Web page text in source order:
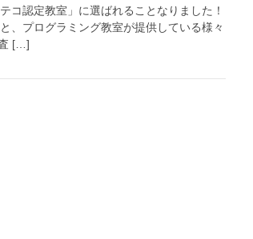
コ認定教室」に選ばれることなりました！
、プログラミング教室が提供している様々
[…]